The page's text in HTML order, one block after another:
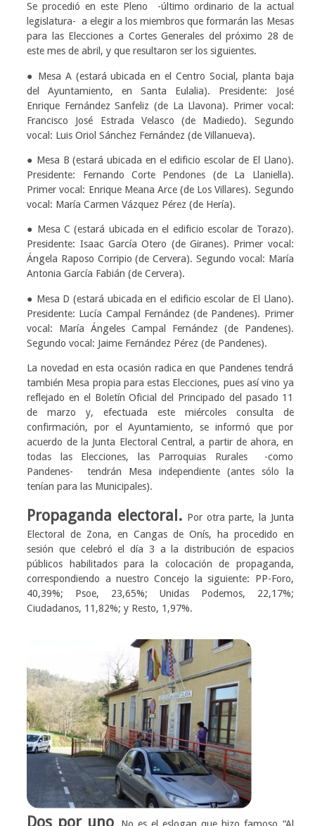
Se procedió en este Pleno -último ordinario de la actual
legislatura- a elegir a los miembros que formarán las Mesas
para las Elecciones a Cortes Generales del próximo 28 de
este mes de abril, y que resultaron ser los siguientes.
● Mesa A (estará ubicada en el Centro Social, planta baja
del Ayuntamiento, en Santa Eulalia). Presidente: José
Enrique Fernández Sanfeliz (de La Llavona). Primer vocal:
Francisco José Estrada Velasco (de Madiedo). Segundo
vocal: Luis Oriol Sánchez Fernández (de Villanueva).
● Mesa B (estará ubicada en el edificio escolar de El Llano).
Presidente: Fernando Corte Pendones (de La Llaniella).
Primer vocal: Enrique Meana Arce (de Los Villares). Segundo
vocal: María Carmen Vázquez Pérez (de Hería).
● Mesa C (estará ubicada en el edificio escolar de Torazo).
Presidente: Isaac García Otero (de Giranes). Primer vocal:
Ángela Raposo Corripio (de Cervera). Segundo vocal: María
Antonia García Fabián (de Cervera).
● Mesa D (estará ubicada en el edificio escolar de El Llano).
Presidente: Lucía Campal Fernández (de Pandenes). Primer
vocal: María Ángeles Campal Fernández (de Pandenes).
Segundo vocal: Jaime Fernández Pérez (de Pandenes).
La novedad en esta ocasión radica en que Pandenes tendrá
también Mesa propia para estas Elecciones, pues así vino ya
reflejado en el Boletín Oficial del Principado del pasado 11
de marzo y, efectuada este miércoles consulta de
confirmación, por el Ayuntamiento, se informó que por
acuerdo de la Junta Electoral Central, a partir de ahora, en
todas las Elecciones, las Parroquias Rurales -como
Pandenes- tendrán Mesa independiente (antes sólo la
tenían para las Municipales).
Propaganda electoral. Por otra parte, la Junta
Electoral de Zona, en Cangas de Onís, ha procedido en
sesión que celebró el día 3 a la distribución de espacios
públicos habilitados para la colocación de propaganda,
correspondiendo a nuestro Concejo la siguiente: PP-Foro,
40,39%; Psoe, 23,65%; Unidas Podemos, 22,17%;
Ciudadanos, 11,82%; y Resto, 1,97%.
Dos por uno